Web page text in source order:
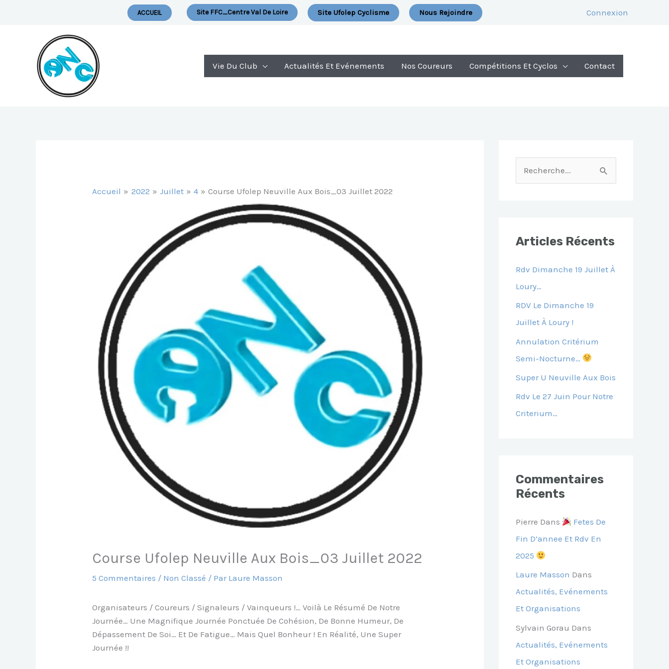
ACCUEIL Site FFC_Centre Val De Loire Site Ufolep Cyclisme Nous Rejoindre Connexion
Vie Du Club Actualités Et Evénements Nos Coureurs Compétitions Et Cyclos Contact
Accueil 2022 Juillet 4 Course Ufolep Neuville Aux Bois_03 Juillet 2022
Course Ufolep Neuville Aux Bois_03 Juillet 2022
5 Commentaires / Non Classé / Par Laure Masson
Organisateurs / Coureurs / Signaleurs / Vainqueurs !… Voilà Le Résumé De Notre
Journée… Une Magnifique Journée Ponctuée De Cohésion, De Bonne Humeur, De
Dépassement De Soi… Et De Fatigue… Mais Quel Bonheur ! En Réalité, Une Super
Journée !!
E
C
H
E
R
Articles Récents
Rdv Dimanche 19 Juillet À
Loury…
RDV Le Dimanche 19
Juillet À Loury !
Annulation Critérium
Semi-Nocturne…
Super U Neuville Aux Bois
Rdv Le 27 Juin Pour Notre
Criterium…
Commentaires
Récents
Pierre Dans
Fetes De
Fin D’annee Et Rdv En
2025
Laure Masson Dans
Actualités, Evénements
Et Organisations
Sylvain Gorau Dans
Actualités, Evénements
Et Organisations